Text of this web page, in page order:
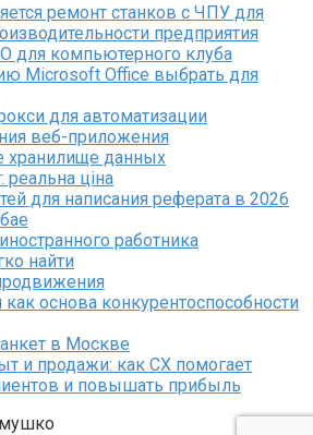
ремонт станков с ЧПУ для
предприятия
для компьютерного клуба
Microsoft Office выбрать для
для автоматизации
веб-приложения
хранилище данных
ціна
для написания реферата в 2026
работника
найти
основа конкурентоспособности
в Москве
и продажи: как CX помогает
и повышать прибыль